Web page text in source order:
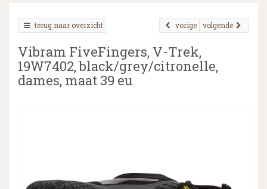
▼
terug naar overzicht volgende
vorige
Vibram FiveFingers, V-Trek,
19W7402, black/grey/citronelle,
dames, maat 39 eu